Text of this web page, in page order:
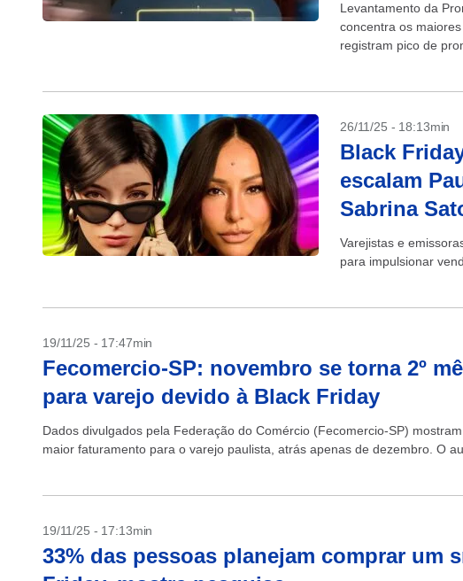
Levantamento da
concentra os
registram pico de
26/11/25 - 18:13min
Black
escalam
Sabrina
Varejistas e
para impulsionar
19/11/25 - 17:47min
Fecomercio-SP: novembro se torna 2º
para varejo devido à Black Friday
Dados divulgados pela Federação do Comércio (Fecomercio-SP)
maior faturamento para o varejo paulista, atrás apenas de dezembro. O
19/11/25 - 17:13min
33% das pessoas planejam comprar um